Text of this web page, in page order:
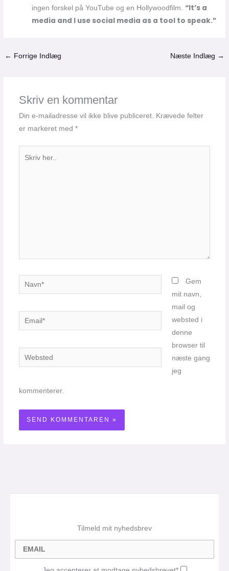
ingen forskel på YouTube og en Hollywoodfilm.“It’s a
media and I use social media as a tool to speak.”
← Forrige Indlæg Næste Indlæg →
Skriv en kommentar
Din e-mailadresse vil ikke blive publiceret. Krævede felter
er markeret med *
Navn*
Email*
Websted
Gem
mit navn,
mail og
websted i
denne
browser til
næste gang
jeg
kommenterer.
Tilmeld mit nyhedsbrev